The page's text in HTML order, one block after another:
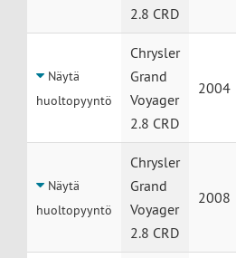
2.8 CRD
Näytä
huoltopyyntö
Chrysler
Grand
Voyager
2.8 CRD
2004
Näytä
huoltopyyntö
Chrysler
Grand
Voyager
2.8 CRD
2008